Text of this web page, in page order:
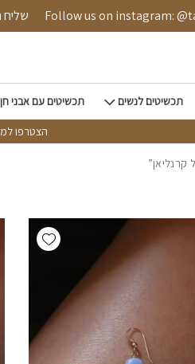
Follow us on instagram:
תכשיטים לנשים תכשיטים עם אבני חן
הצטרפו למועדון
קרנליאן”
Add wishlist